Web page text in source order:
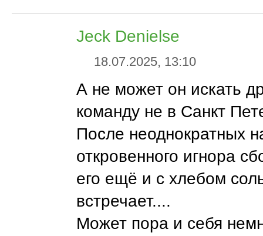
Jeck Denielse
18.07.2025, 13:10
А не может он искать
команду не в Санкт
После неоднократных
откровенного игнора
его ещё и с хлебом
встречает....
Может пора и себя